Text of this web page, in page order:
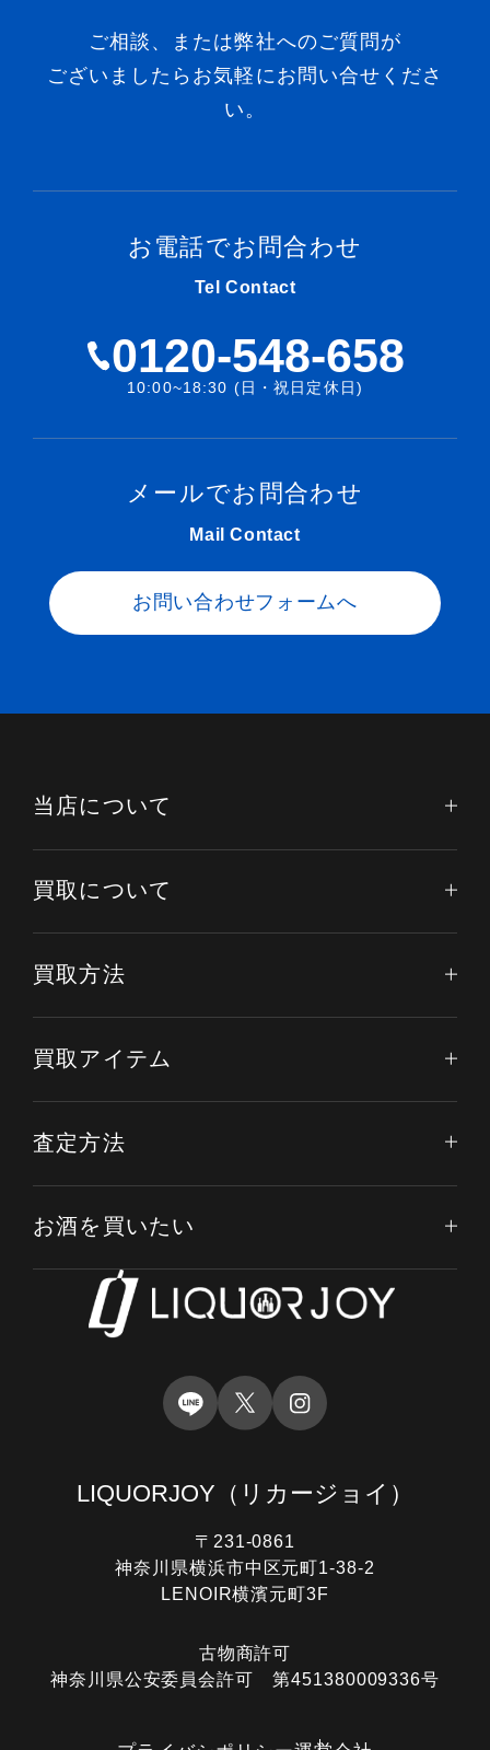
ご相談、または弊社へのご質問が
ございましたらお気軽にお問い合せくださ
い。
お電話でお問合わせ
Tel Contact
0120-548-658
10:00~18:30 (日・祝日定休日)
メールでお問合わせ
Mail Contact
お問い合わせフォームへ
LIQUORJOY （リカージョイ）
〒231-0861
神奈川県横浜市中区元町1-38-2
LENOIR横濱元町3F
古物商許可
神奈川県公安委員会許可 第451380009336号
当店について
買取について
買取方法
買取アイテム
査定方法
お酒を買いたい